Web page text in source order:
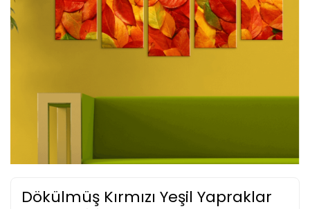
Dökülmüş Kırmızı Yeşil Yapraklar